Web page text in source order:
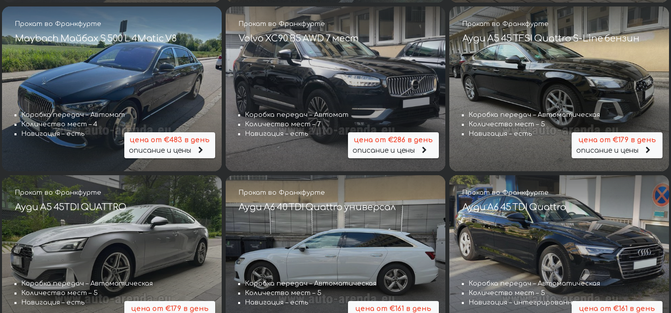
Прокат во Франкфурте
Maybach Майбах S 500 L 4Matic V8
Коробка передач – Автомат
Количество мест – 4
Навигация – есть
цена от €483 в день
описание и цены
Прокат во Франкфурте
Volvo XC90 B5 AWD 7 мест
Коробка передач – Автомат
Количество мест – 7
Навигация – есть
цена от €286 в день
описание и цены
Прокат во Франкфурте
Ауди A5 45 TFSI Quattro S-Line бензин
Коробка передач – Автоматическая
Количество мест – 5
Навигация – есть
цена от €179 в день
описание и цены
Прокат во Франкфурте
Ауди A5 45TDI QUATTRO
Коробка передач – Автоматическая
Количество мест – 5
Навигация – есть
цена от €179 в день
Прокат во Франкфурте
Ауди A6 40 TDI Quattro универсал
Коробка передач – Автоматическая
Количество мест – 5
Навигация – есть
цена от €161 в день
Прокат во Франкфурте
Ауди A6 45 TDI Quattro
Коробка передач – Автоматическая
Количество мест – 5
Навигация – интегрированная
цена от €161 в день